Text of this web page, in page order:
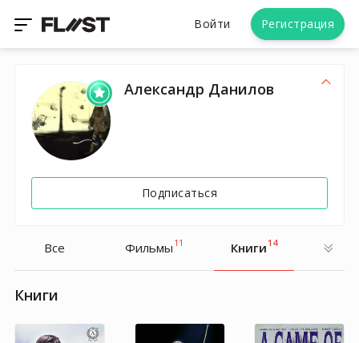
Войти Регистрация
Александр Данилов
Подписаться
Все Фильмы 11 Книги 14
Книги